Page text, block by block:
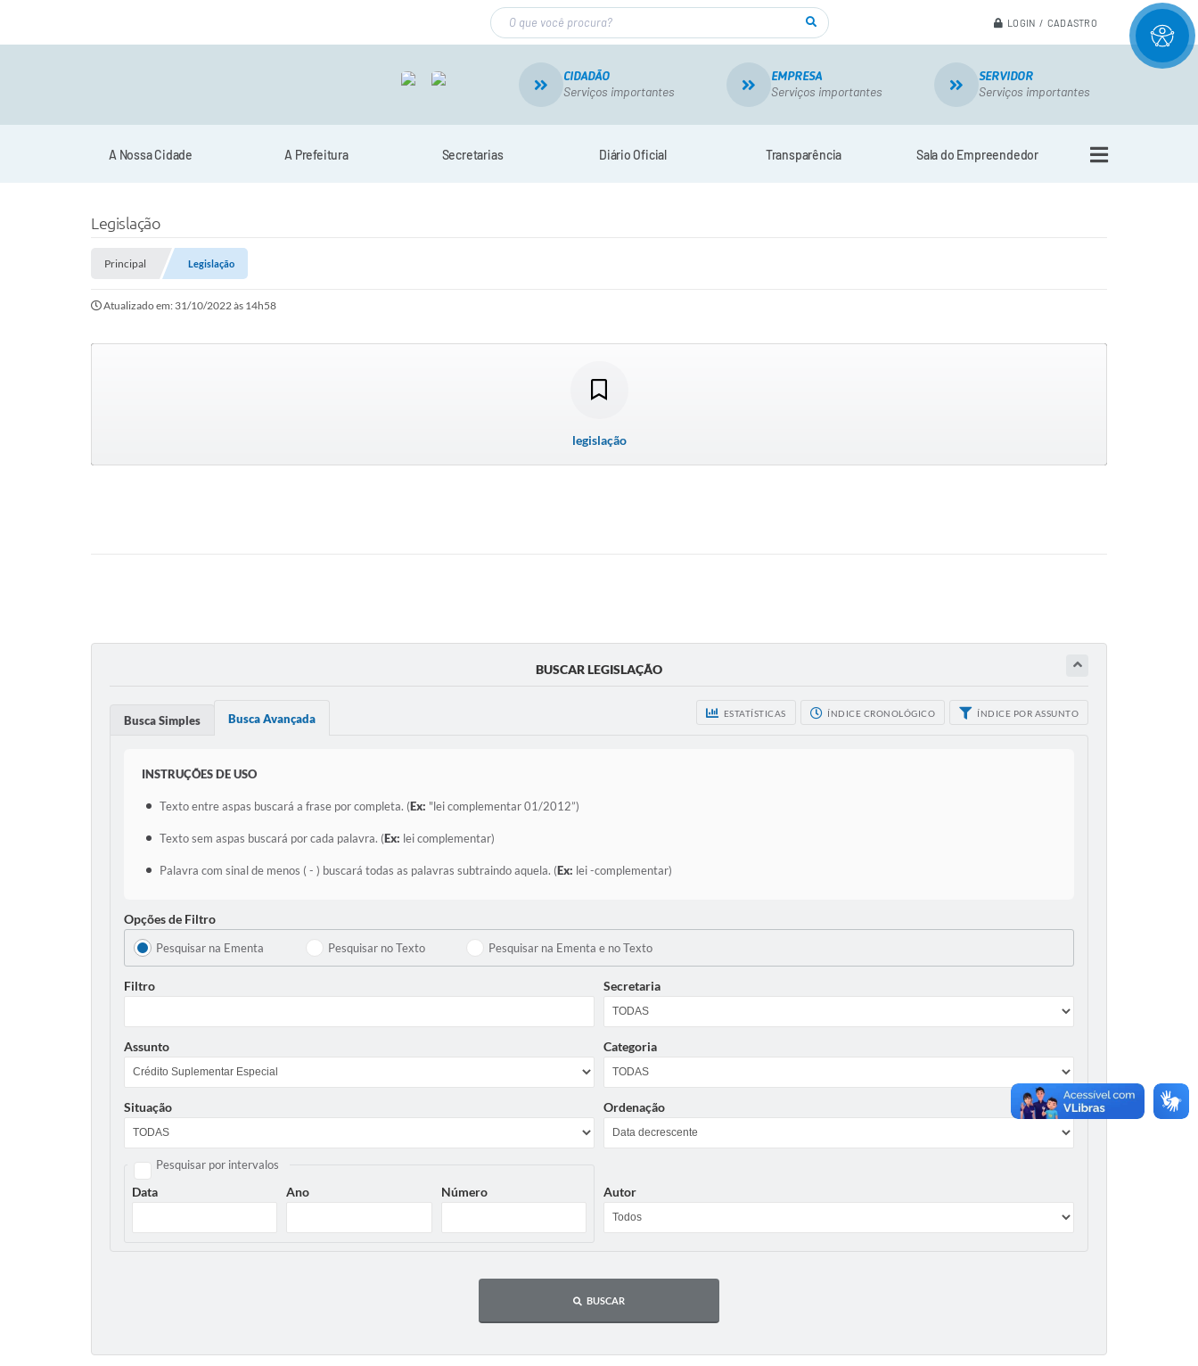
LOGIN / CADASTRO
CIDADÃO
Serviços importantes
EMPRESA
Serviços importantes
SERVIDOR
Serviços importantes
A Nossa Cidade A Prefeitura Secretarias Diário Oficial Transparência Sala do Empreendedor
Legislação
Principal Legislação
Atualizado em: 31/10/2022 às 14h58
legislação
BUSCAR LEGISLAÇÃO
ESTATÍSTICAS ÍNDICE CRONOLÓGICO ÍNDICE POR ASSUNTO
Busca Simples Busca Avançada
INSTRUÇÕES DE USO
Texto entre aspas buscará a frase por completa. (Ex: "lei complementar 01/2012”)
Texto sem aspas buscará por cada palavra. (Ex: lei complementar)
Palavra com sinal de menos ( - ) buscará todas as palavras subtraindo aquela. (Ex: lei -complementar)
Opções de Filtro
Pesquisar na Ementa Pesquisar no Texto Pesquisar na Ementa e no Texto
Filtro Secretaria
Assunto Categoria
Situação Ordenação
Pesquisar por intervalos
Data Ano Número Autor
BUSCAR